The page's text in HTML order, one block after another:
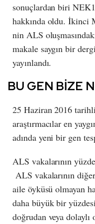
sonuçlardan biri
hakkında oldu.
nin ALS
makale saygın bir
yayınlandı.
BU GEN BİZE
25 Haziran 2016
araştırmacılar en
adında yeni bir gen
ALS vakalarının
ALS vakalarının
aile öyküsü olmayan
daha büyük bir
doğrudan veya